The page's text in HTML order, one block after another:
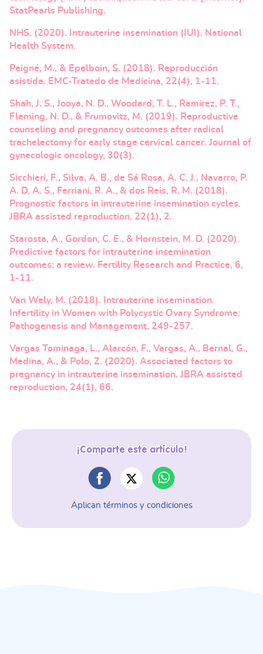
StatPearls Publishing.
NHS. (2020). Intrauterine insemination (IUI). National
Health System.
Peigné, M., & Epelboin, S. (2018). Reproducción
asistida. EMC-Tratado de Medicina, 22(4), 1-11.
Shah, J. S., Jooya, N. D., Woodard, T. L., Ramirez, P. T.,
Fleming, N. D., & Frumovitz, M. (2019). Reproductive
counseling and pregnancy outcomes after radical
trachelectomy for early stage cervical cancer. Journal of
gynecologic oncology, 30(3).
Sicchieri, F., Silva, A. B., de Sá Rosa, A. C. J., Navarro, P.
A. D. A. S., Ferriani, R. A., & dos Reis, R. M. (2018).
Prognostic factors in intrauterine insemination cycles.
JBRA assisted reproduction, 22(1), 2.
Starosta, A., Gordon, C. E., & Hornstein, M. D. (2020).
Predictive factors for intrauterine insemination
outcomes: a review. Fertility Research and Practice, 6,
1-11.
Van Wely, M. (2018). Intrauterine insemination.
Infertility in Women with Polycystic Ovary Syndrome:
Pathogenesis and Management, 249-257.
Vargas Tominaga, L., Alarcón, F., Vargas, A., Bernal, G.,
Medina, A., & Polo, Z. (2020). Associated factors to
pregnancy in intrauterine insemination. JBRA assisted
reproduction, 24(1), 66.
¡Comparte este artículo!
Aplican términos y condiciones